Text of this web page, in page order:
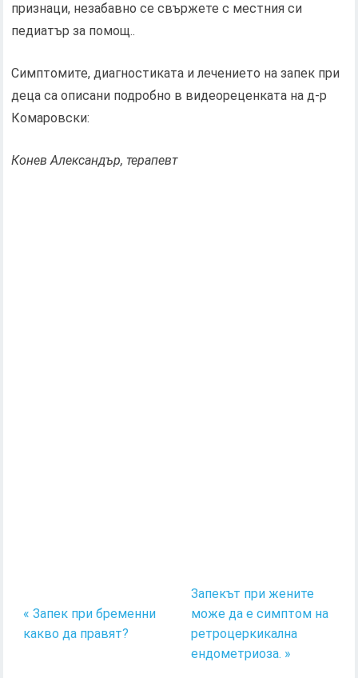
признаци, незабавно се свържете с местния си
педиатър за помощ..
Симптомите, диагностиката и лечението на запек при
деца са описани подробно в видеореценката на д-р
Комаровски:
Конев Александър, терапевт
« Запек при бременни
какво да правят?
Запекът при жените
може да е симптом на
ретроцеркикална
ендометриоза. »